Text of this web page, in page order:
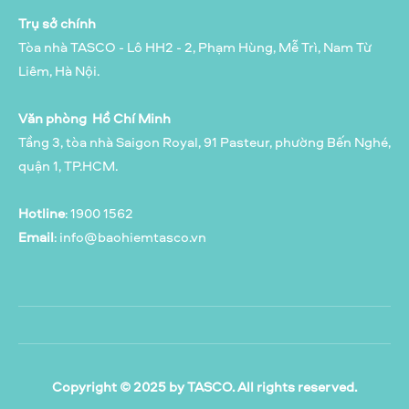
Trụ sở chính
Tòa nhà TASCO - Lô HH2 - 2, Phạm Hùng, Mễ Trì, Nam Từ
Liêm, Hà Nội.
Văn phòng Hồ Chí Minh
Tầng 3, tòa nhà Saigon Royal, 91 Pasteur, phường Bến Nghé,
quận 1, TP.HCM.
Hotline: 1900 1562
Email:info@baohiemtasco.vn
Copyright © 2025 by TASCO. All rights reserved.